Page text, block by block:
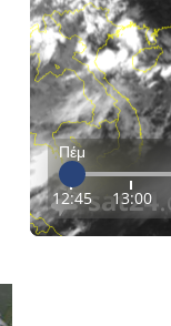
Πέμ
12:45 13:00